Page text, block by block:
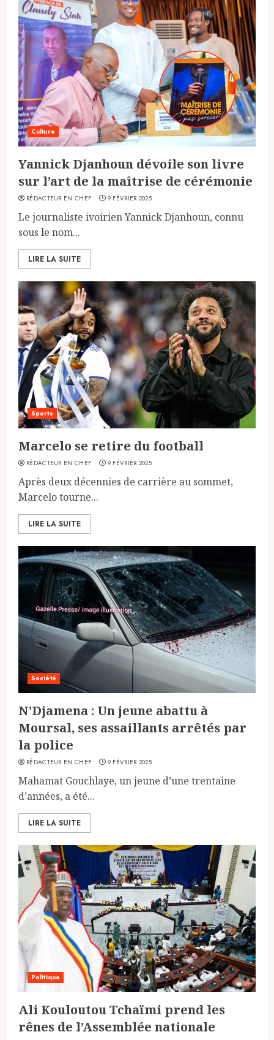
Culture
Yannick Djanhoun dévoile son livre
sur l’art de la maîtrise de cérémonie
RÉDACTEUR EN CHEF 9 FÉVRIER 2025
Le journaliste ivoirien Yannick Djanhoun, connu
sous le nom...
LIRE LA SUITE
Sports
Marcelo se retire du football
RÉDACTEUR EN CHEF 9 FÉVRIER 2025
Après deux décennies de carrière au sommet,
Marcelo tourne...
LIRE LA SUITE
Société
N’Djamena : Un jeune abattu à
Moursal, ses assaillants arrêtés par
la police
RÉDACTEUR EN CHEF 9 FÉVRIER 2025
Mahamat Gouchlaye, un jeune d’une trentaine
d’années, a été...
LIRE LA SUITE
Politique
Ali Kouloutou Tchaïmi prend les
rênes de l’Assemblée nationale